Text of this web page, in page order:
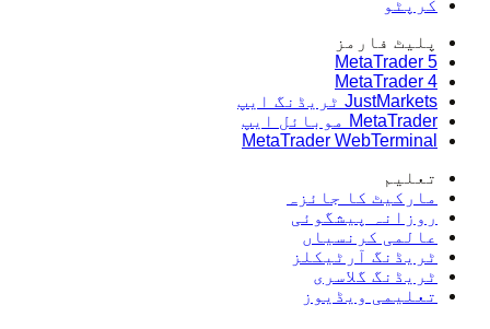
کرپٹو
پلیٹ فارمز
MetaTrader 5
MetaTrader 4
JustMarkets ٹریڈنگ ایپ
MetaTrader موبائل ایپ
MetaTrader WebTerminal
تعلیم
مارکیٹ کا جائزہ
روزانہ پیشگوئی
عالمی کرنسیاں
ٹریڈنگ آرٹیکلز
ٹریڈنگ گلاسری
تعلیمی ویڈیوز